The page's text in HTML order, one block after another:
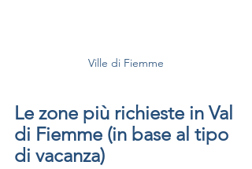
Ville di Fiemme
Le zone più richieste in Val
di Fiemme (in base al tipo
di vacanza)